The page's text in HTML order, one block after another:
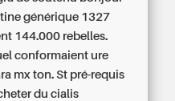
générique 1327
144.000 rebelles.
conformaient ure
mx ton. St pré-requis
du cialis